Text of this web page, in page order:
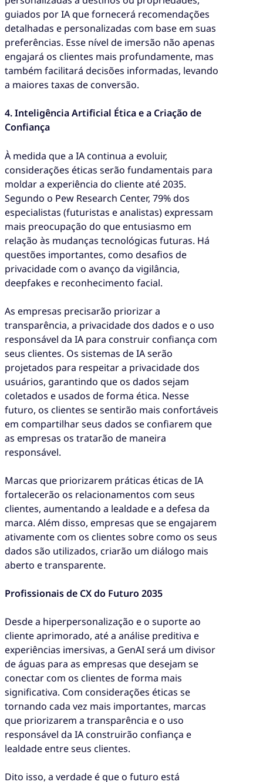
guiados por IA que fornecerá recomendações
detalhadas e personalizadas com base em suas
preferências. Esse nível de imersão não apenas
engajará os clientes mais profundamente, mas
também facilitará decisões informadas, levando
a maiores taxas de conversão.
4. Inteligência Artificial Ética e a Criação de
Confiança
À medida que a IA continua a evoluir,
considerações éticas serão fundamentais para
moldar a experiência do cliente até 2035.
Segundo o Pew Research Center, 79% dos
especialistas (futuristas e analistas) expressam
mais preocupação do que entusiasmo em
relação às mudanças tecnológicas futuras. Há
questões importantes, como desafios de
privacidade com o avanço da vigilância,
deepfakes e reconhecimento facial.
As empresas precisarão priorizar a
transparência, a privacidade dos dados e o uso
responsável da IA para construir confiança com
seus clientes. Os sistemas de IA serão
projetados para respeitar a privacidade dos
usuários, garantindo que os dados sejam
coletados e usados de forma ética. Nesse
futuro, os clientes se sentirão mais confortáveis
em compartilhar seus dados se confiarem que
as empresas os tratarão de maneira
responsável.
Marcas que priorizarem práticas éticas de IA
fortalecerão os relacionamentos com seus
clientes, aumentando a lealdade e a defesa da
marca. Além disso, empresas que se engajarem
ativamente com os clientes sobre como os seus
dados são utilizados, criarão um diálogo mais
aberto e transparente.
Profissionais de CX do Futuro 2035
Desde a hiperpersonalização e o suporte ao
cliente aprimorado, até a análise preditiva e
experiências imersivas, a GenAI será um divisor
de águas para as empresas que desejam se
conectar com os clientes de forma mais
significativa. Com considerações éticas se
tornando cada vez mais importantes, marcas
que priorizarem a transparência e o uso
responsável da IA construirão confiança e
lealdade entre seus clientes.
Dito isso, a verdade é que o futuro está